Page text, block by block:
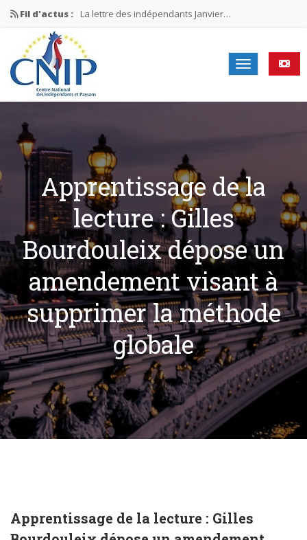
Fil d'actus : La lettre des indépendants Janvier…
La lettre des indépendants Novembre…
La lettre des indépendants Juin…
Mission nationale ÉLECTIONS MUNICIPALES 2026
Apprentissage de la
lecture : Gilles
Bourdouleix dépose un
amendement visant à
supprimer la méthode
globale
Apprentissage de la lecture : Gilles